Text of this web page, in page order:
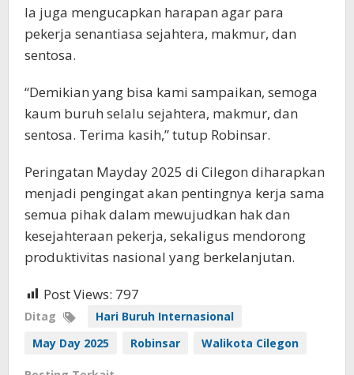
Ia juga mengucapkan harapan agar para
pekerja senantiasa sejahtera, makmur, dan
sentosa.
“Demikian yang bisa kami sampaikan, semoga
kaum buruh selalu sejahtera, makmur, dan
sentosa. Terima kasih,” tutup Robinsar.
Peringatan Mayday 2025 di Cilegon diharapkan
menjadi pengingat akan pentingnya kerja sama
semua pihak dalam mewujudkan hak dan
kesejahteraan pekerja, sekaligus mendorong
produktivitas nasional yang berkelanjutan.
Post Views: 797
Ditag
Hari Buruh Internasional
May Day 2025
Robinsar Walikota Cilegon